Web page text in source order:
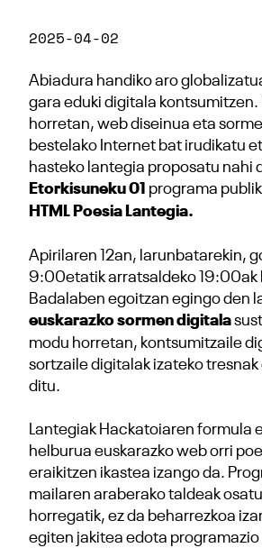
2025-04-02
Abiadura handiko aro
gara eduki digitala kontsumitzen.
horretan, web diseinua eta
bestelako Internet bat irudikatu
hasteko lantegia proposatu nahi
Etorkisuneku 01 programa
HTML Poesia Lantegia.
Apirilaren 12an, larunbatarekin,
9:00etatik arratsaldeko 19:00ak
Badalaben egoitzan egingo den
euskarazko sormen digitala
modu horretan, kontsumitzaile
sortzaile digitalak izateko tresnak
ditu.
Lantegiak Hackatoiaren formula
helburua euskarazko web orri
eraikitzen ikastea izango da.
mailaren araberako taldeak
horregatik, ez da beharrezkoa
egiten jakitea edota